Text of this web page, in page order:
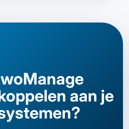
aan je